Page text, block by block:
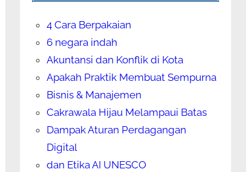
4 Cara Berpakaian
6 negara indah
Akuntansi dan Konflik di Kota
Apakah Praktik Membuat Sempurna
Bisnis & Manajemen
Cakrawala Hijau Melampaui Batas
Dampak Aturan Perdagangan
Digital
dan Etika AI UNESCO